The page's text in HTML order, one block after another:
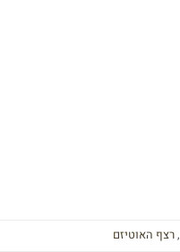
,רצף האוטיזם